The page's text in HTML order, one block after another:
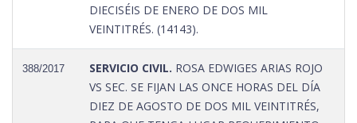
DIECISÉIS DE ENERO DE DOS MIL
VEINTITRÉS. (14143).
388/2017 SERVICIO CIVIL. ROSA EDWIGES ARIAS ROJO
VS SEC. SE FIJAN LAS ONCE HORAS DEL DÍA
DIEZ DE AGOSTO DE DOS MIL VEINTITRÉS,